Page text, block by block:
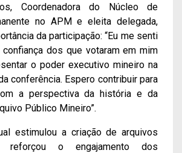
Coordenadora do Núcleo de
no APM e eleita delegada,
da participação: “Eu me senti
confiança dos que votaram em mim
o poder executivo mineiro na
conferência. Espero contribuir para
a perspectiva da história e da
Público Mineiro”.
estimulou a criação de arquivos
reforçou o engajamento dos